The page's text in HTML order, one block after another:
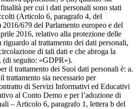
per cui i dati personali sono stati
(Articolo 6, paragrafo 4, del
679 del Parlamento europeo e del
2016, relativo alla protezione delle
riguardo al trattamento dei dati personali,
di tali dati e che abroga la
(di seguito: «GDPR»).
il trattamento dei Suoi dati personali è: a.
trattamento sia necessario per
di Servizi Informativi ed Educativi
al Conto Demo e per l’adozione di
– Articolo 6, paragrafo 1, lettera b del